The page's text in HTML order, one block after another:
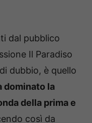
dal pubblico
Il Paradiso
dubbio, è quello
dominato la
della prima e
così da